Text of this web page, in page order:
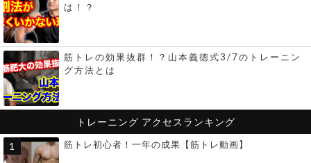
は！？
筋トレの効果抜群！？山本義徳式3/7のトレーニン
グ方法とは
トレーニング アクセスランキング
筋トレ初心者！一年の成果【筋トレ動画】